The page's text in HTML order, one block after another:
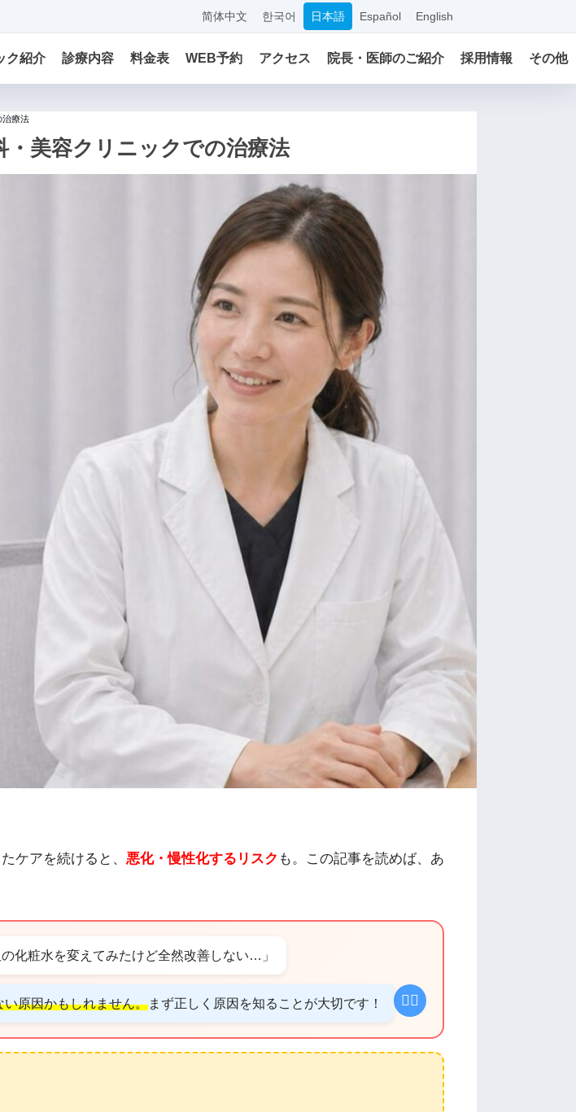
简体中文 한국어 日本語 Español English
ク紹介 診療内容 料金表 WEB予約 アクセス 院長・医師のご紹介 採用情報 その他
治療法
・美容クリニックでの治療法
ケアを続けると、 悪化・慢性化するリスク も。この記事を読めば、あ
化粧水を変えてみたけど全然改善しない…」
👩‍⚕️
原因かもしれません。まず正しく原因を知ることが大切です！